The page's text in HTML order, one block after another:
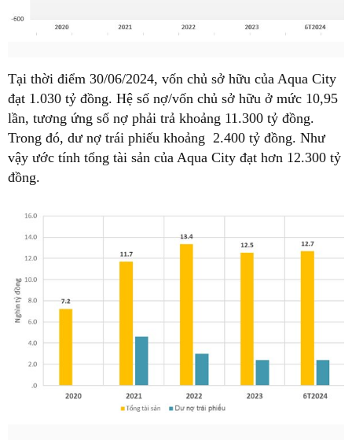
Tại thời điểm 30/06/2024, vốn chủ sở hữu của Aqua City
đạt 1.030 tỷ đồng. Hệ số nợ/vốn chủ sở hữu ở mức 10,95
lần, tương ứng số nợ phải trả khoảng 11.300 tỷ đồng.
Trong đó, dư nợ trái phiếu khoảng 2.400 tỷ đồng. Như
vậy ước tính tổng tài sản của Aqua City đạt hơn 12.300 tỷ
đồng.